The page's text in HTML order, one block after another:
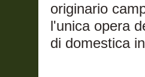
originario
l'unica opera
di domestica